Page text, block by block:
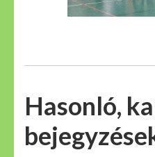
Hasonló,